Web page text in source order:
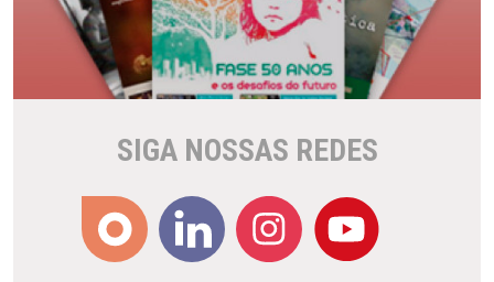
SIGA NOSSAS REDES